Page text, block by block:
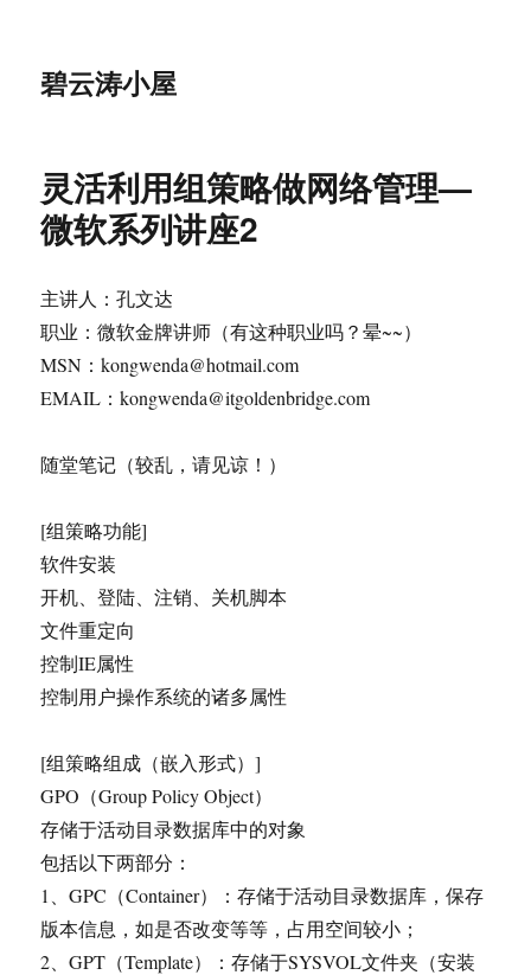
碧云涛小屋
灵活利用组策略做网络管理—
微软系列讲座2
主讲人：孔文达
职业：微软金牌讲师（有这种职业吗？晕~~）
MSN：kongwenda@hotmail.com
EMAIL：kongwenda@itgoldenbridge.com
随堂笔记（较乱，请见谅！）
[组策略功能]
软件安装
开机、登陆、注销、关机脚本
文件重定向
控制IE属性
控制用户操作系统的诸多属性
[组策略组成（嵌入形式）]
GPO（Group Policy Object）
存储于活动目录数据库中的对象
包括以下两部分：
1、GPC（Container）：存储于活动目录数据库，保存
版本信息，如是否改变等等，占用空间较小；
2、GPT（Template）：存储于SYSVOL文件夹（安装